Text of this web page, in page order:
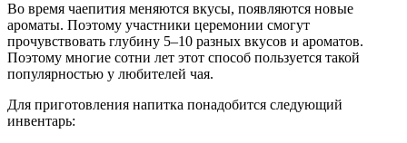
Во время чаепития меняются вкусы, появляются новые
ароматы. Поэтому участники церемонии смогут
прочувствовать глубину 5–10 разных вкусов и ароматов.
Поэтому многие сотни лет этот способ пользуется такой
популярностью у любителей чая.
Для приготовления напитка понадобится следующий
инвентарь: